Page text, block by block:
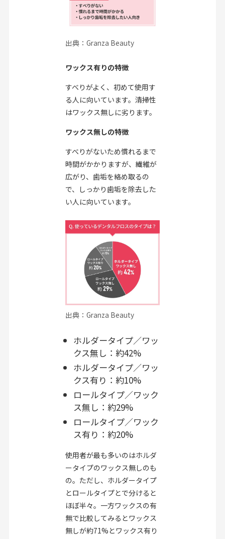
出典：Granza Beauty
ワックス有りの特徴
すべりがよく、初めて使用す
る人に向いています。清掃性
はワックス無しに劣ります。
ワックス無しの特徴
すべりがないため慣れるまで
時間がかかりますが、繊維が
広がり、歯垢を絡め取るの
で、しっかり歯垢を除去した
い人に向いています。
出典：Granza Beauty
ホルダータイプ／ワッ
クス無し：約42%
ホルダータイプ／ワッ
クス有り：約10%
ロールタイプ／ワック
ス無し：約29%
ロールタイプ／ワック
ス有り：約20%
使用者が最も多いのはホルダ
ータイプのワックス無しのも
の。ただし、ホルダータイプ
とロールタイプとで分けると
ほぼ半々。一方ワックスの有
無で比較してみるとワックス
無しが約71%とワックス有り